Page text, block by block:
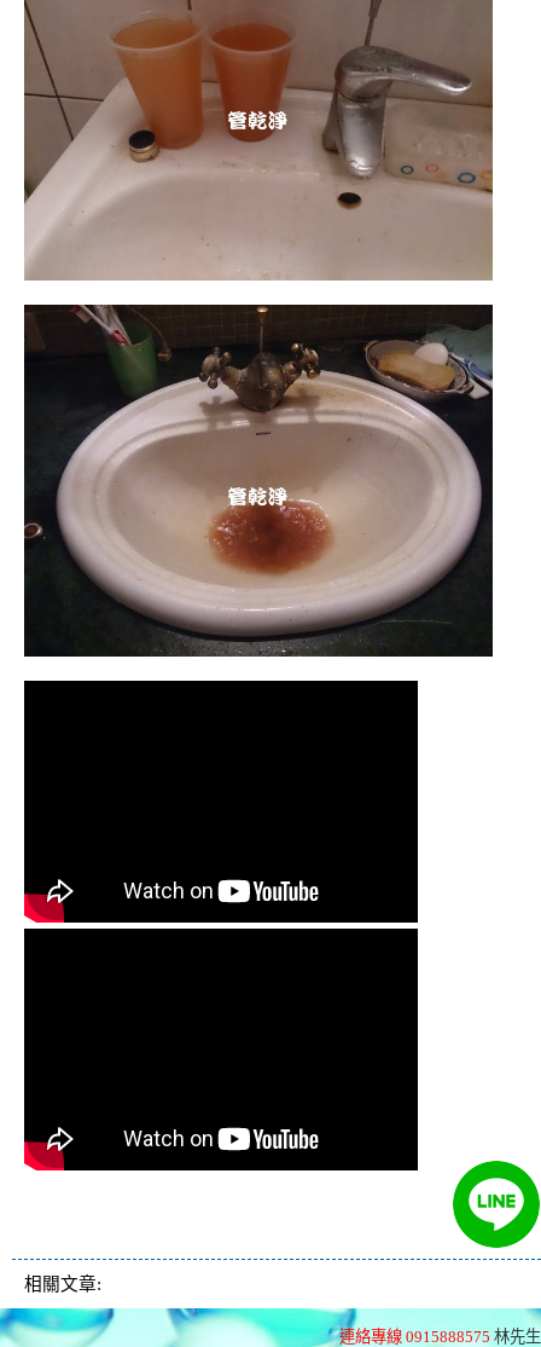
清洗水管 水管清洗 洗水管 熱水管堵塞
相關文章:
連絡專線 0915888575 林先生